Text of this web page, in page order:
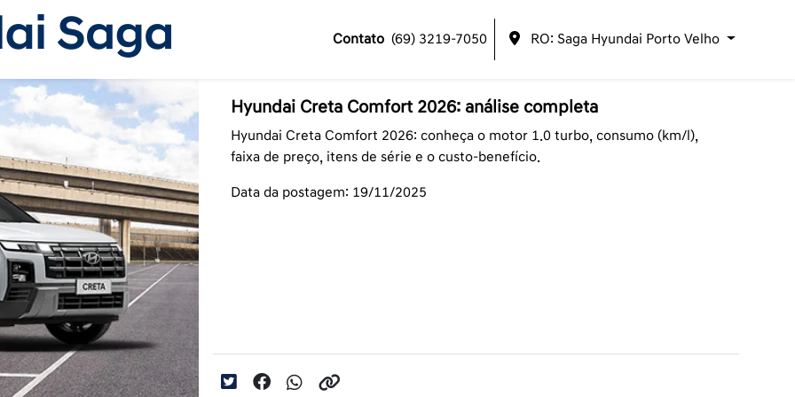
Contato (69) 3219-7050 RO: Saga Hyundai Porto Velho
Hyundai Creta Comfort 2026: análise completa
Hyundai Creta Comfort 2026: conheça o motor 1.0 turbo, consumo (km/l),
faixa de preço, itens de série e o custo-benefício.
Data da postagem: 19/11/2025